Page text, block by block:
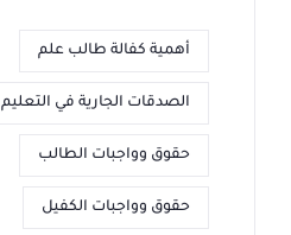
أهمية كفالة طالب علم
الصدقات الجارية في التعليم
حقوق وواجبات الطالب
حقوق وواجبات الكفيل